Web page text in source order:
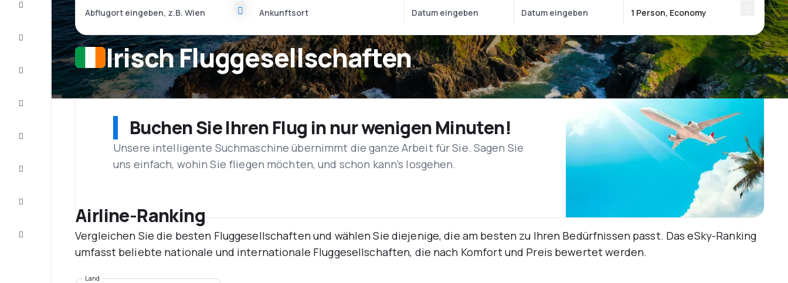
Kurzurlaub
Kundenservice
Irisch Fluggesellschaften
Buchen Sie Ihren Flug in nur wenigen Minuten!
Unsere intelligente Suchmaschine übernimmt die ganze Arbeit für Sie. Sagen Sie
uns einfach, wohin Sie fliegen möchten, und schon kann’s losgehen.
Airline-Ranking
Vergleichen Sie die besten Fluggesellschaften und wählen Sie diejenige, die am besten zu Ihren Bedürfnissen passt. Das eSky-Ranking
umfasst beliebte nationale und internationale Fluggesellschaften, die nach Komfort und Preis bewertet werden.
Land